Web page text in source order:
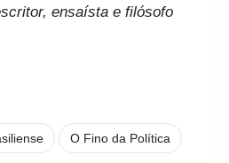
ensaísta e filósofo
O Fino da Política